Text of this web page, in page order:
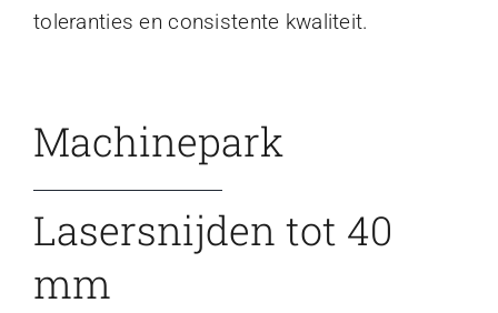
toleranties en consistente kwaliteit.
Machinepark
Lasersnijden tot 40
mm